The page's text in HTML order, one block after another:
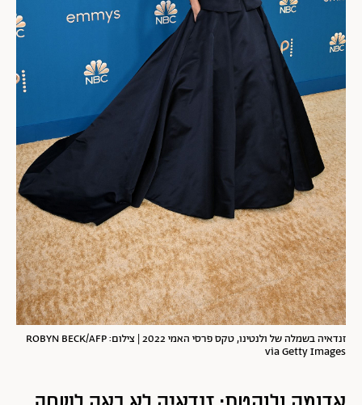
זנדאיה בשמלה של ולנטינו, טקס פרסי האמי 2022 | צילום: ROBYN BECK/AFP
via Getty Images